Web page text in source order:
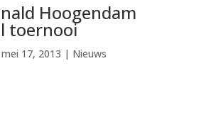
Hoogendam
toernooi
mei 17, 2013 | Nieuws